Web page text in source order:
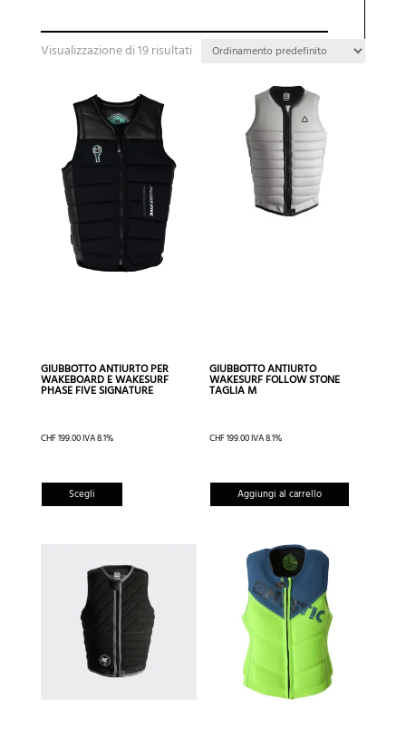
Visualizzazione di 19 risultati
GIUBBOTTO ANTIURTO PER
WAKEBOARD E WAKESURF
PHASE FIVE SIGNATURE
CHF199.00IVA 8.1%
Scegli
Questo
prodotto
varianti.
Le
opzioni
possono
essere
GIUBBOTTO ANTIURTO
WAKESURF FOLLOW STONE
TAGLIA M
CHF199.00IVA 8.1%
Aggiungi al carrello